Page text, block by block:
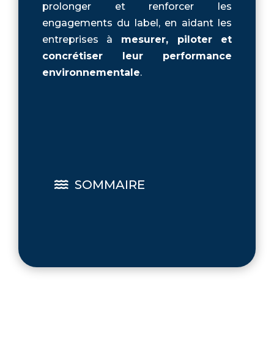
prolonger et renforcer les
engagements du label, en aidant les
entreprises à mesurer, piloter et
concrétiser leur performance
environnementale.
 SOMMAIRE